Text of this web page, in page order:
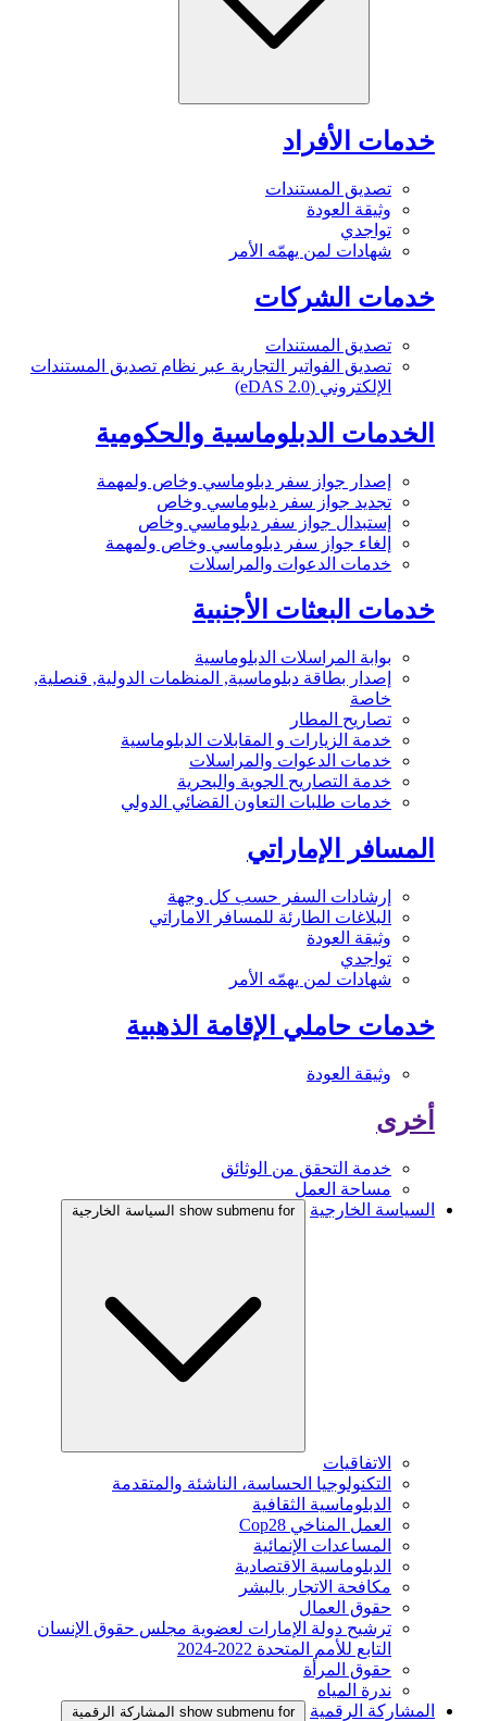
خدمات الأفراد
تصديق المستندات
وثيقة العودة
تواجدي
شهادات لمن يهمّه الأمر
خدمات الشركات
تصديق المستندات
تصديق الفواتير التجارية عبر نظام تصديق المستندات
الإلكتروني (eDAS 2.0)
الخدمات الدبلوماسية والحكومية
إصدار جواز سفر دبلوماسي وخاص ولمهمة
تجديد جواز سفر دبلوماسي وخاص
إستبدال جواز سفر دبلوماسي وخاص
إلغاء جواز سفر دبلوماسي وخاص ولمهمة
خدمات الدعوات والمراسلات
خدمات البعثات الأجنبية
بوابة المراسلات الدبلوماسية
إصدار بطاقة دبلوماسية, المنظمات الدولية, قنصلية,
خاصة
تصاريح المطار
خدمة الزيارات و المقابلات الدبلوماسية
خدمات الدعوات والمراسلات
خدمة التصاريح الجوية والبحرية
خدمات طلبات التعاون القضائي الدولي
المسافر الإماراتي
إرشادات السفر حسب كل وجهة
البلاغات الطارئة للمسافر الاماراتي
وثيقة العودة
تواجدي
شهادات لمن يهمّه الأمر
خدمات حاملي الإقامة الذهبية
وثيقة العودة
أخرى
خدمة التحقق من الوثائق
مساحة العمل
السياسة الخارجية
show submenu for السياسة الخارجية
الاتفاقيات
التكنولوجيا الحساسة، الناشئة والمتقدمة
الدبلوماسية الثقافية
العمل المناخي Cop28
المساعدات الإنمائية
الدبلوماسية الاقتصادية
مكافحة الاتجار بالبشر
حقوق العمال
ترشيح دولة الإمارات لعضوية مجلس حقوق الإنسان
التابع للأمم المتحدة 2022-2024
حقوق المرأة
ندرة المياه
المشاركة الرقمية
show submenu for المشاركة الرقمية